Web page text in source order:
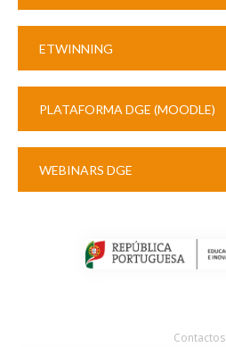
ETWINNING
PLATAFORMA DGE (MOODLE)
WEBINARS DGE
Contactos